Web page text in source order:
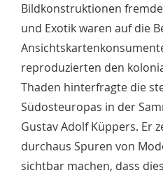
Bildkonstruktionen
und Exotik waren auf die
reproduzierten den
Thaden hinterfragte die
Südosteuropas in der
Gustav Adolf Küppers. Er
durchaus Spuren von
sichtbar machen, dass